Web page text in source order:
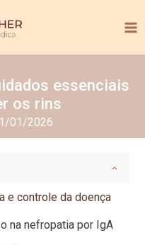
essenciais
os rins
01/2026
e controle da doença
na nefropatia por IgA